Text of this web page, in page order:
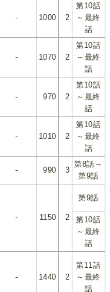
- 1000 2
第10話
～最終
話
- 1070 2
第10話
～最終
話
- 970 2
第10話
～最終
話
- 1010 2
第10話
～最終
話
- 990 3
第8話～
第9話
-
1150 2
第9話
第10話
～最終
話
- 1440 2
第11話
～最終
話